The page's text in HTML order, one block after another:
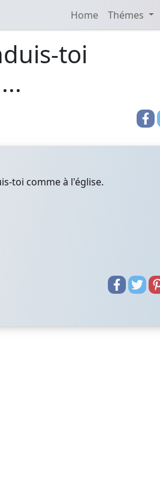
Home Thémes
toi
toi comme à l'église.